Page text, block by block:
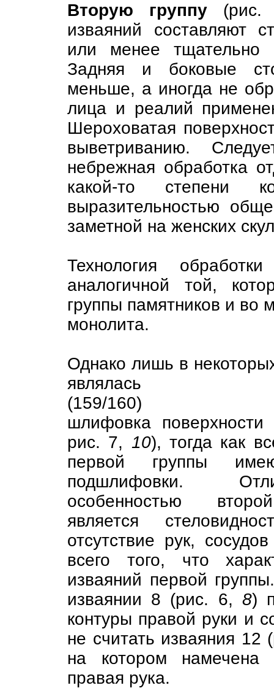
Вторую группу (рис.
изваяний составляют
или менее тщательно
Задняя и боковые
меньше, а иногда не
лица и реалий
Шероховатая
выветриванию.
небрежная обработка
какой-то степени
выразительностью
заметной на женских
Технология
аналогичной той,
группы памятников и во
монолита.
Однако лишь в
являлась
(159/160)
шлифовка
рис. 7, 10), тогда как
первой группы
подшлифовки.
особенностью
является
отсутствие рук,
всего того, что
изваяний первой
изваянии 8 (рис. 6, 8)
контуры правой руки и
не считать изваяния 12
на котором намечена
правая рука.